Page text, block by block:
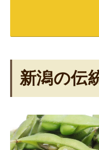
新潟の伝